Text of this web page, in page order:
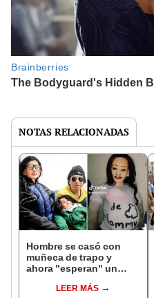
NOTAS RELACIONADAS
Hombre se casó con
muñeca de trapo y
ahora "esperan" un
embarazada"
LEER MÁS